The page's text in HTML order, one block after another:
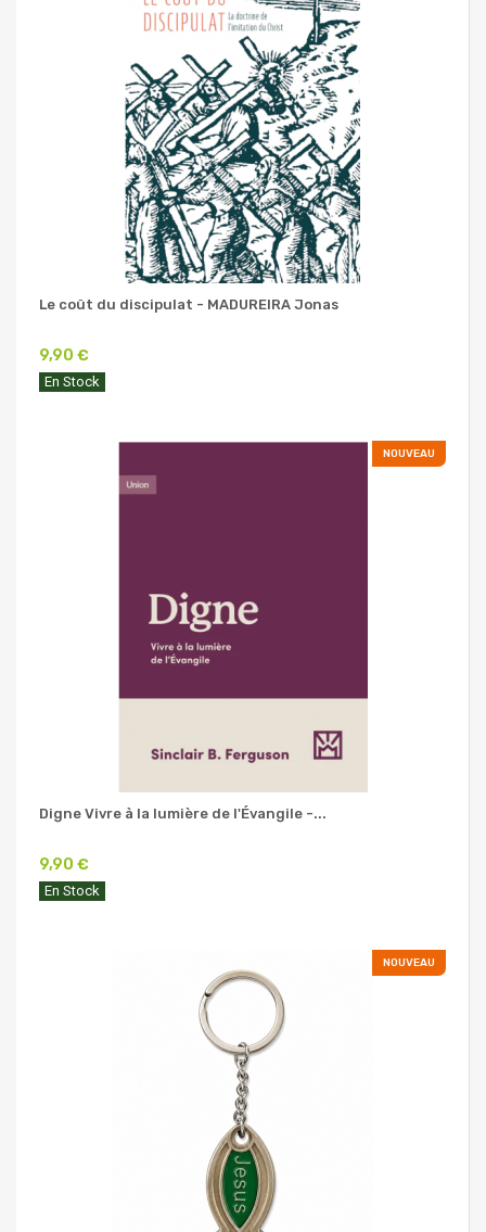
Le coût du discipulat - MADUREIRA Jonas
9,90 €
En Stock
NOUVEAU
Digne Vivre à la lumière de l'Évangile -...
9,90 €
En Stock
NOUVEAU